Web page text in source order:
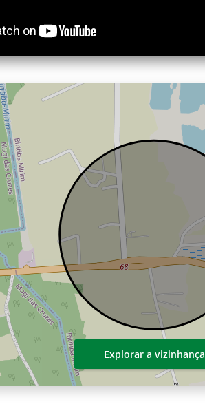
Explorar a vizinhança